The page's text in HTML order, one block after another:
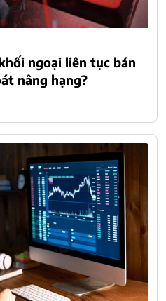
ngoại liên tục bán
nâng hạng?